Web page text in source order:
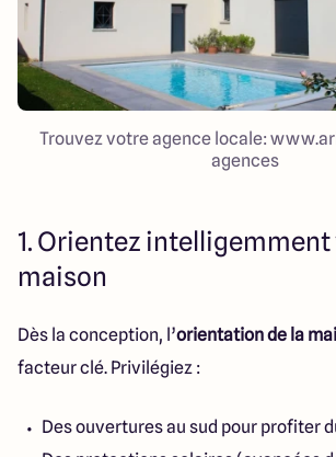
Trouvez votre agence locale:
agences
1. Orientez
maison
Dès la conception, l’orientation de la
facteur clé. Privilégiez :
Des ouvertures au sud pour profiter